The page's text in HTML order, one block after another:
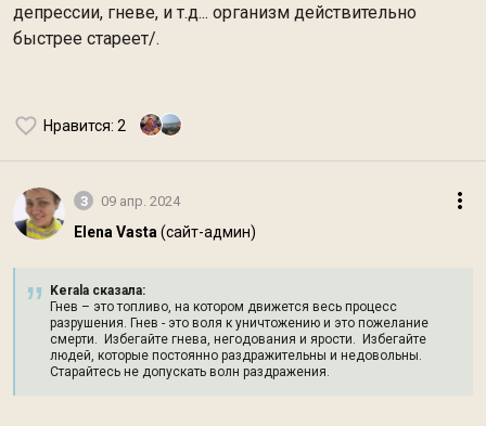
депрессии, гневе, и т.д... организм действительно
быстрее стареет/.
Нравится: 2
3 09 апр. 2024
Elena Vasta (сайт-админ)
Kerala сказалa:
Гнев – это топливо, на котором движется весь процесс
разрушения. Гнев - это воля к уничтожению и это пожелание
смерти. Избегайте гнева, негодования и ярости. Избегайте
людей, которые постоянно раздражительны и недовольны.
Старайтесь не допускать волн раздражения.